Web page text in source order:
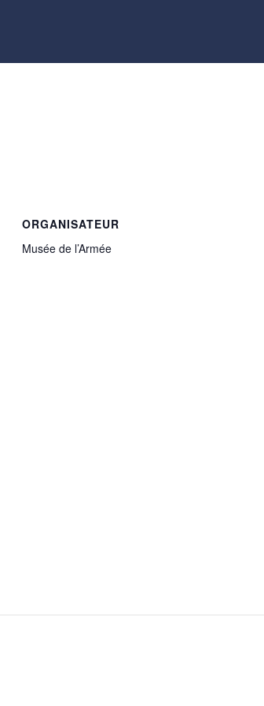
ORGANISATEUR
Musée de l’Armée